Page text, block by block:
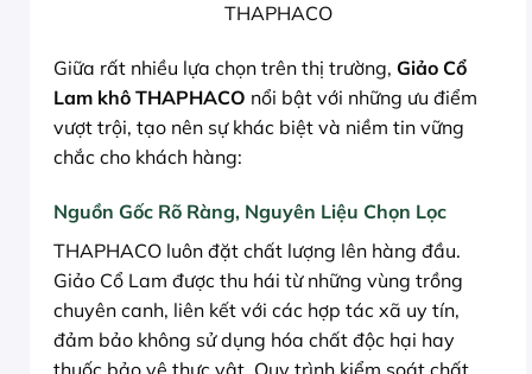
THAPHACO
Giữa rất nhiều lựa chọn trên thị trường, Giảo Cổ
Lam khô THAPHACO nổi bật với những ưu điểm
vượt trội, tạo nên sự khác biệt và niềm tin vững
chắc cho khách hàng:
Nguồn Gốc Rõ Ràng, Nguyên Liệu Chọn Lọc
THAPHACO luôn đặt chất lượng lên hàng đầu.
Giảo Cổ Lam được thu hái từ những vùng trồng
chuyên canh, liên kết với các hợp tác xã uy tín,
đảm bảo không sử dụng hóa chất độc hại hay
thuốc bảo vệ thực vật. Quy trình kiểm soát chất